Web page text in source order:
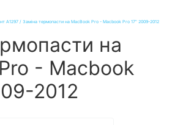
A1297 / Заміна термопасти на MacBook Pro - Macbook Pro 17" 2009-2012
на
- Macbook
2012